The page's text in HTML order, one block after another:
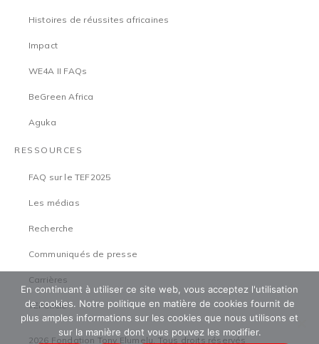
Histoires de réussites africaines
Impact
WE4A II FAQs
BeGreen Africa
Aguka
RESSOURCES
FAQ sur le TEF2025
Les médias
Recherche
Communiqués de presse
Carrières
TEFCircle
2026 Fondation Tony Elumelu. Tous droits réservés
En continuant à utiliser ce site web, vous acceptez l'utilisation
de cookies. Notre politique en matière de cookies fournit de
plus amples informations sur les cookies que nous utilisons et
sur la manière dont vous pouvez les modifier.